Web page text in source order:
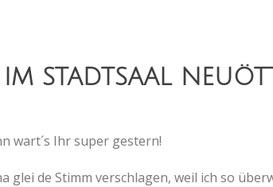
STADTSAAL
wart´s Ihr super gestern!
glei de Stimm verschlagen, weil ich so